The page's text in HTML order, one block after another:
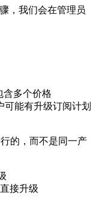
，我们会在管理员
含多个价格
可能有升级订阅计划
的，而不是同一产
接升级